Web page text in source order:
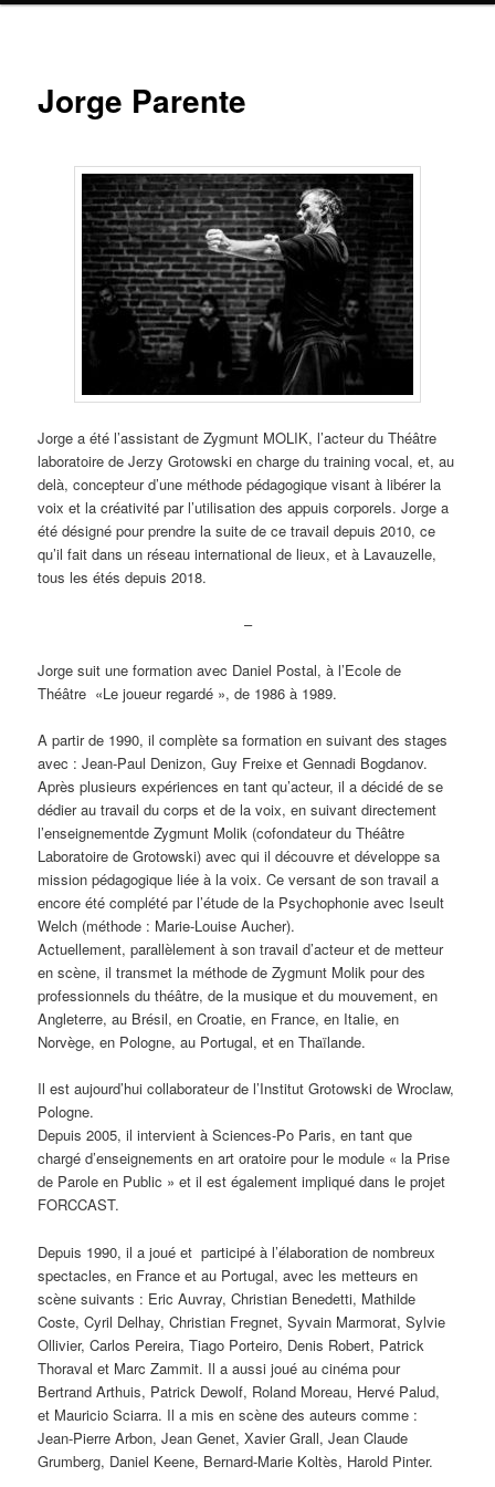
Jorge Parente
Jorge a été l’assistant de Zygmunt MOLIK, l’acteur du Théâtre
laboratoire de Jerzy Grotowski en charge du training vocal, et, au
delà, concepteur d’une méthode pédagogique visant à libérer la
voix et la créativité par l’utilisation des appuis corporels. Jorge a
été désigné pour prendre la suite de ce travail depuis 2010, ce
qu’il fait dans un réseau international de lieux, et à Lavauzelle,
tous les étés depuis 2018.
–
Jorge suit une formation avec Daniel Postal, à l’Ecole de
Théâtre «Le joueur regardé », de 1986 à 1989.
A partir de 1990, il complète sa formation en suivant des stages
avec : Jean-Paul Denizon, Guy Freixe et Gennadi Bogdanov.
Après plusieurs expériences en tant qu’acteur, il a décidé de se
dédier au travail du corps et de la voix, en suivant directement
l’enseignementde Zygmunt Molik (cofondateur du Théâtre
Laboratoire de Grotowski) avec qui il découvre et développe sa
mission pédagogique liée à la voix. Ce versant de son travail a
encore été complété par l’étude de la Psychophonie avec Iseult
Welch (méthode : Marie-Louise Aucher).
Actuellement, parallèlement à son travail d’acteur et de metteur
en scène, il transmet la méthode de Zygmunt Molik pour des
professionnels du théâtre, de la musique et du mouvement, en
Angleterre, au Brésil, en Croatie, en France, en Italie, en
Norvège, en Pologne, au Portugal, et en Thaïlande.
Il est aujourd’hui collaborateur de l’Institut Grotowski de Wroclaw,
Pologne.
Depuis 2005, il intervient à Sciences-Po Paris, en tant que
chargé d’enseignements en art oratoire pour le module « la Prise
de Parole en Public » et il est également impliqué dans le projet
FORCCAST.
Depuis 1990, il a joué et participé à l’élaboration de nombreux
spectacles, en France et au Portugal, avec les metteurs en
scène suivants : Eric Auvray, Christian Benedetti, Mathilde
Coste, Cyril Delhay, Christian Fregnet, Syvain Marmorat, Sylvie
Ollivier, Carlos Pereira, Tiago Porteiro, Denis Robert, Patrick
Thoraval et Marc Zammit. Il a aussi joué au cinéma pour
Bertrand Arthuis, Patrick Dewolf, Roland Moreau, Hervé Palud,
et Mauricio Sciarra. Il a mis en scène des auteurs comme :
Jean-Pierre Arbon, Jean Genet, Xavier Grall, Jean Claude
Grumberg, Daniel Keene, Bernard-Marie Koltès, Harold Pinter.